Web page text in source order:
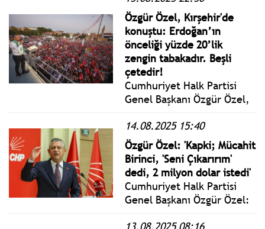
dolaştıktan sonra Anadolu
kültürünü, Anadolu
insanının gelenek ve
göreneklerini özümseyerek
yeni bir bilim ve öğreti
merkezi kurmuştur.
Özgür Özel, Kırşehir'de
konuştu: Erdoğan’ın
önceliği yüzde 20’lik
zengin tabakadır. Beşli
çetedir!
Cumhuriyet Halk Partisi
Genel Başkanı Özgür Özel,
Millet İradesine Sahip
Çıkıyor Mitingine katıldı.
14.08.2025 15:40
Özgür Özel: 'Kapki; Mücahit
Birinci, 'Seni Çıkarırım'
dedi, 2 milyon dolar istedi'
Cumhuriyet Halk Partisi
Genel Başkanı Özgür Özel:
13.08.2025 08:16